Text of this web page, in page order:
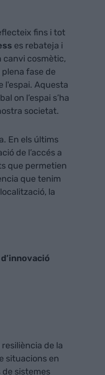
fins i tot
es rebateja i
canvi cosmètic,
fase de
l'espai. Aquesta
on l’espai s’ha
societat.
En els últims
de l’accés a
que permetien
que tenim
la
de la
situacions en
sistemes